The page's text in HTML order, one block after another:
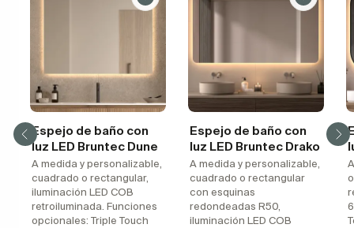
Espejo de baño con
luz LED Bruntec Dune
A medida y personalizable,
cuadrado o rectangular,
iluminación LED COB
retroiluminada. Funciones
opcionales: Triple Touch
Espejo de baño con
luz LED Bruntec Drako
A medida y personalizable,
cuadrado o rectangular
con esquinas
redondeadas R50,
iluminación LED COB